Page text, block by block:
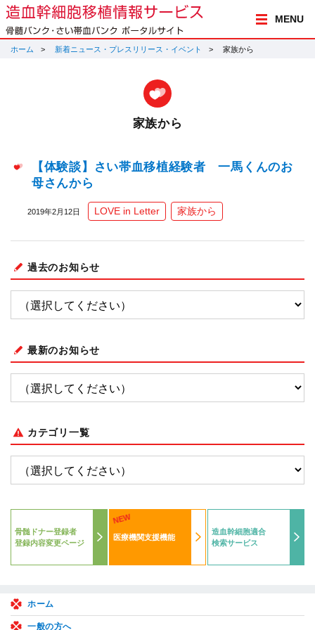
MENU
ホーム 新着ニュース・プレスリリース・イベント 家族から
家族から
【体験談】さい帯血移植経験者 一馬くんのお
母さんから
2019年2月12日 LOVE in Letter 家族から
過去のお知らせ
最新のお知らせ
カテゴリ一覧
骨髄ドナー登録者
登録内容変更ページ
医療機関支援機能
NEW
造血幹細胞適合
検索サービス
ホーム
一般の方へ